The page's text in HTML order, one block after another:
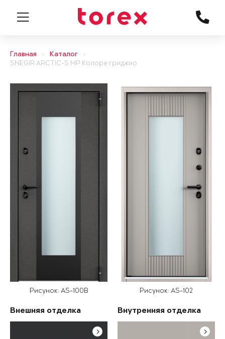
Главная
Каталог
SNEGIR ARCTIC-S MP Колоре гриджио
Рисунок: AS-100B
Внешняя отделка
Рисунок: AS-102
Внутренняя отделка